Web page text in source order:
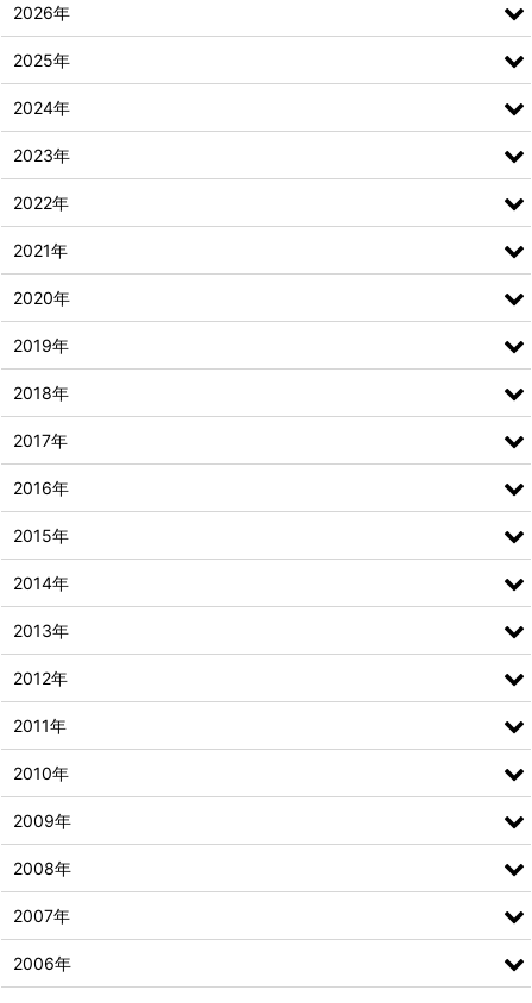
2026年
2025年
2024年
2023年
2022年
2021年
2020年
2019年
2018年
2017年
2016年
2015年
2014年
2013年
2012年
2011年
2010年
2009年
2008年
2007年
2006年